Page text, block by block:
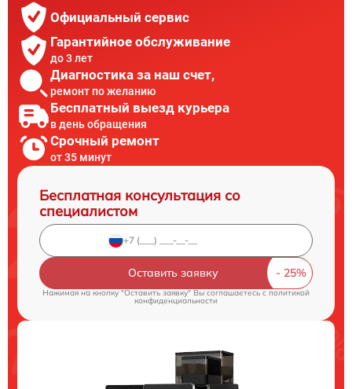
Официальный сервис
Гарантийное обслуживание
до 3 лет
Диагностика за наш счет,
ремонт по желанию
Бесплатный выезд курьера
в день обращения
Срочный ремонт
от 35 минут
Бесплатная консультация со
специалистом
Оставить заявку
Нажимая на кнопку "Оставить заявку" Вы соглашаетесь cполитикой
конфиденциальности